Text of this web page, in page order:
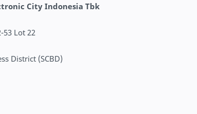
City Indonesia Tbk
53 Lot 22
District (SCBD)